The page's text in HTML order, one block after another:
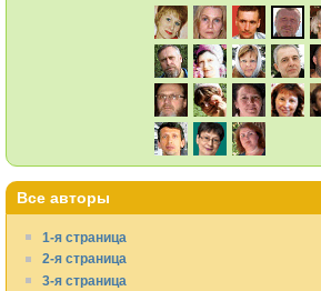
Все авторы
1-я страница
2-я страница
3-я страница